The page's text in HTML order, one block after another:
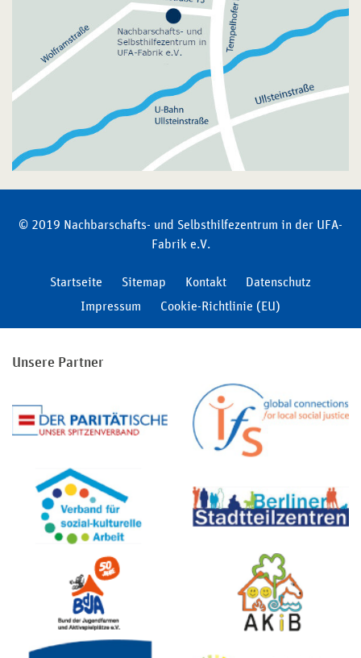
© 2019 Nachbarschafts- und Selbsthilfezentrum in der UFA-
Fabrik e.V.
Startseite Sitemap Kontakt
Datenschutz
Impressum
Cookie-Richtlinie (EU)
Unsere Partner